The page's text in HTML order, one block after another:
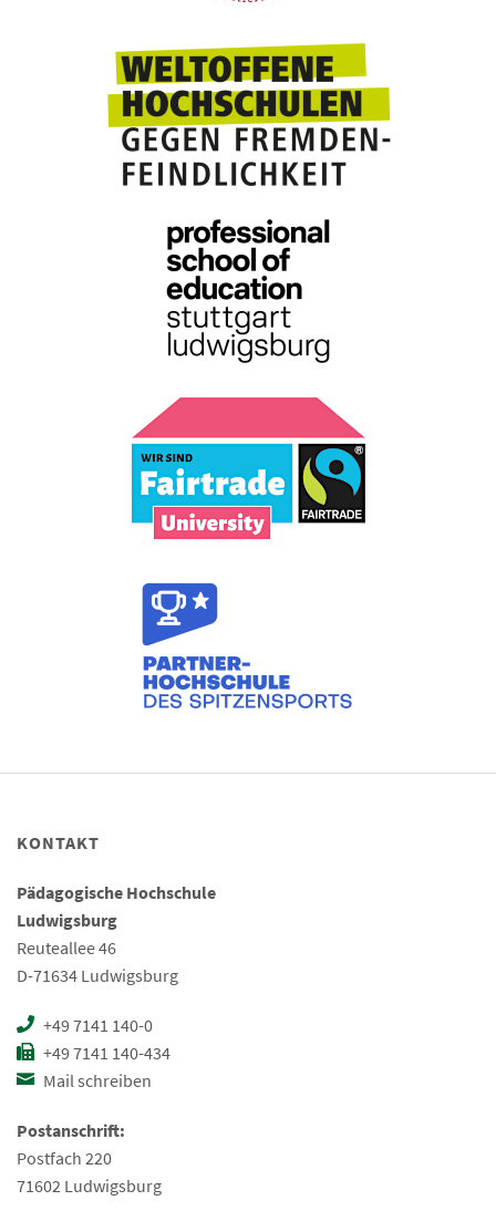
KONTAKT
Pädagogische Hochschule
Ludwigsburg
Reuteallee 46
D-71634 Ludwigsburg
+49 7141 140-0
+49 7141 140-434
Mail schreiben
Postanschrift:
Postfach 220
71602 Ludwigsburg